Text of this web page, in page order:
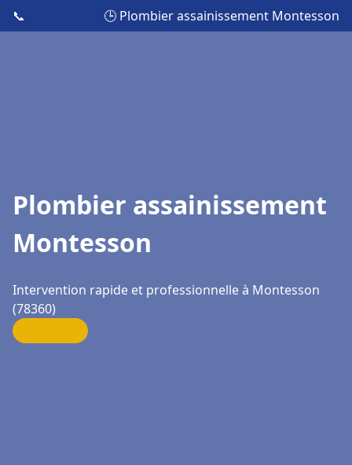
📞 🕒 Plombier assainissement Montesson
Plombier assainissement
Montesson
Intervention rapide et professionnelle à Montesson
(78360)